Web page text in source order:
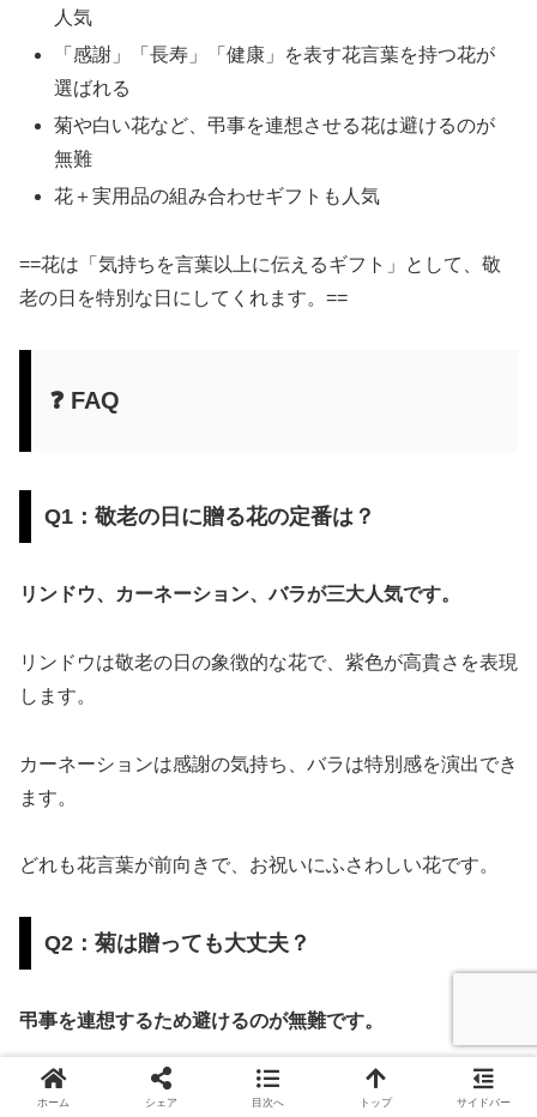
人気
「感謝」「長寿」「健康」を表す花言葉を持つ花が
選ばれる
菊や白い花など、弔事を連想させる花は避けるのが
無難
花＋実用品の組み合わせギフトも人気
==花は「気持ちを言葉以上に伝えるギフト」として、敬
老の日を特別な日にしてくれます。==
❓ FAQ
Q1：敬老の日に贈る花の定番は？
リンドウ、カーネーション、バラが三大人気です。
リンドウは敬老の日の象徴的な花で、紫色が高貴さを表現
します。
カーネーションは感謝の気持ち、バラは特別感を演出でき
ます。
どれも花言葉が前向きで、お祝いにふさわしい花です。
Q2：菊は贈っても大丈夫？
弔事を連想するため避けるのが無難です。
菊は美しい花で、実は「長寿」「高貴」という良い花言葉
ホーム シェア 目次へ トップ サイドバー